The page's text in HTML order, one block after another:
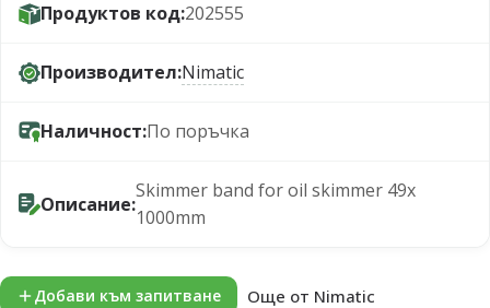
Продуктов код:202555
Производител:Nimatic
Наличност:По поръчка
Описание:
Skimmer band for oil skimmer 49x
1000mm
Добави към запитване Още от Nimatic